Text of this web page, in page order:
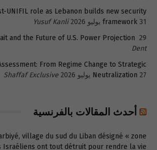
UNIFIL role as Lebanon builds new security
framework 31 يوليو 2026
Yusuf Kanli
and the Future of U.S. Power Projection 29 يوليو 2026
Dent
From Regime Change to Strategic
Neutralization 27 يوليو 2026 Shaffaf Exclusive
أحدث المقالات بالفرنسية
village du sud du Liban désigné « zone
Israéliens ont tout détruit pour rendre la vie